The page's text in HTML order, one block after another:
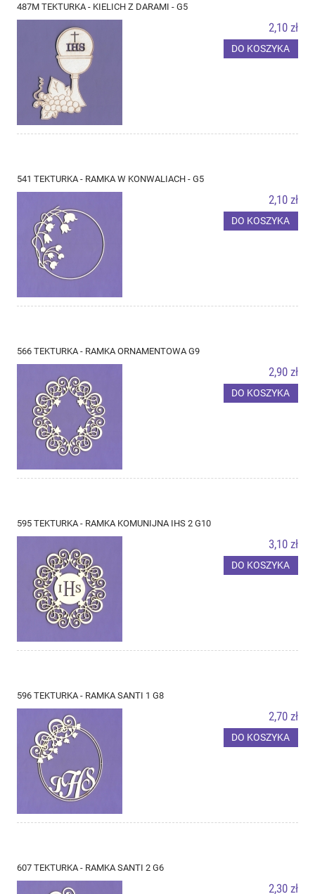
487M TEKTURKA - KIELICH Z DARAMI - G5
2,10 zł
DO KOSZYKA
541 TEKTURKA - RAMKA W KONWALIACH - G5
2,10 zł
DO KOSZYKA
566 TEKTURKA - RAMKA ORNAMENTOWA G9
2,90 zł
DO KOSZYKA
595 TEKTURKA - RAMKA KOMUNIJNA IHS 2 G10
3,10 zł
DO KOSZYKA
596 TEKTURKA - RAMKA SANTI 1 G8
2,70 zł
DO KOSZYKA
607 TEKTURKA - RAMKA SANTI 2 G6
2,30 zł